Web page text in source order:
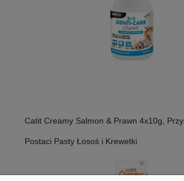
Catit Creamy Salmon & Prawn 4x10g,
Postaci Pasty Łosoś i Krewetki